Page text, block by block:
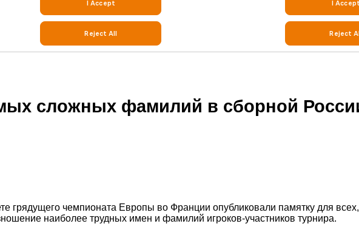
сложных фамилий в сборной
грядущего чемпионата Европы во Франции опубликовали памятку для
наиболее трудных имен и фамилий игроков-участников турнира.